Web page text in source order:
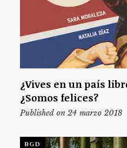
¿Vives en un país
¿Somos felices?
Published on 24 marzo 2018
BGD